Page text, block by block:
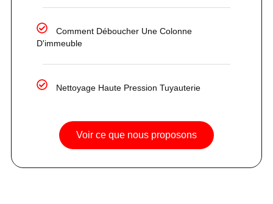
Comment Déboucher Une Colonne
D'immeuble
Nettoyage Haute Pression Tuyauterie
Voir ce que nous proposons